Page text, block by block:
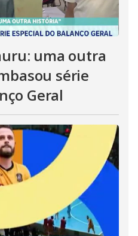
uma outra
série
Geral